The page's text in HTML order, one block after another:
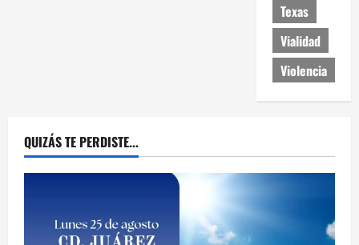
Texas
Vialidad
Violencia
QUIZÁS TE PERDISTE...